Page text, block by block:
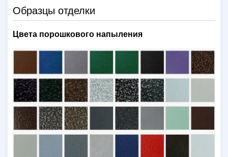
Образцы отделки
Цвета порошкового напыления